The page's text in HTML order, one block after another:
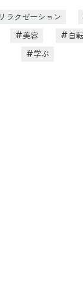
リラクゼーション
美容 自
学ぶ